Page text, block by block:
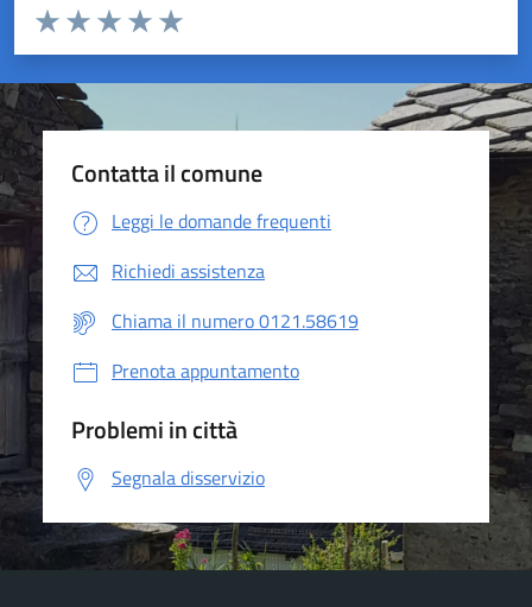
Valuta da 1 a 5 stelle la pagina
Valuta 5 stelle su 5
Valuta 4 stelle su 5
Valuta 3 stelle su 5
Valuta 2 stelle su 5
Valuta 1 stelle su 5
Contatta il comune
Leggi le domande frequenti
Richiedi assistenza
Chiama il numero 0121.58619
Prenota appuntamento
Problemi in città
Segnala disservizio